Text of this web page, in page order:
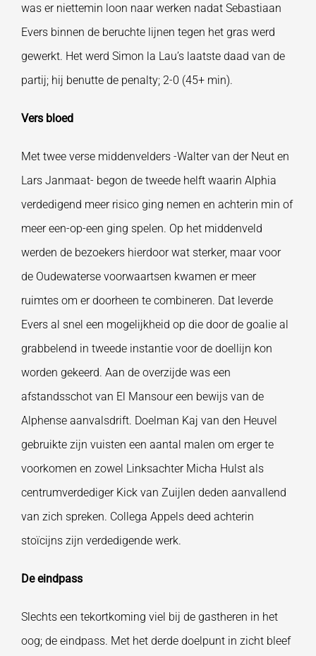
was er niettemin loon naar werken nadat Sebastiaan
Evers binnen de beruchte lijnen tegen het gras werd
gewerkt. Het werd Simon la Lau’s laatste daad van de
partij; hij benutte de penalty; 2-0 (45+ min).
Vers bloed
Met twee verse middenvelders -Walter van der Neut en
Lars Janmaat- begon de tweede helft waarin Alphia
verdedigend meer risico ging nemen en achterin min of
meer een-op-een ging spelen. Op het middenveld
werden de bezoekers hierdoor wat sterker, maar voor
de Oudewaterse voorwaartsen kwamen er meer
ruimtes om er doorheen te combineren. Dat leverde
Evers al snel een mogelijkheid op die door de goalie al
grabbelend in tweede instantie voor de doellijn kon
worden gekeerd. Aan de overzijde was een
afstandsschot van El Mansour een bewijs van de
Alphense aanvalsdrift. Doelman Kaj van den Heuvel
gebruikte zijn vuisten een aantal malen om erger te
voorkomen en zowel Linksachter Micha Hulst als
centrumverdediger Kick van Zuijlen deden aanvallend
van zich spreken. Collega Appels deed achterin
stoïcijns zijn verdedigende werk.
De eindpass
Slechts een tekortkoming viel bij de gastheren in het
oog; de eindpass. Met het derde doelpunt in zicht bleef